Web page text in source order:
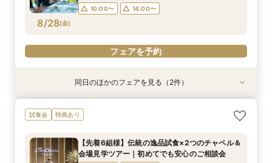
8/28(金)
10:00〜 14:00〜
フェアを予約
平日限定【オークラだけの極上フォトウェディン
グをご提案】館内外ともに溢れるフォトジェニッ
じっくり相談♪フォトウェディング専用フェアで
す
所要時間：2時間程度
10:00〜 14:00〜
【お仕事後でも】18時より開催｜会場見学×見積
比較ナイト相談会
同日のほかのフェアを見る（2件）
試食会 特典あり
【先着6組様】伝統の逸品試食×2つのチャペル＆
会場見学ツアー｜初めてでも安心のご相談会